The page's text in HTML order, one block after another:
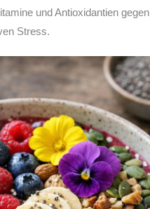
und Antioxidantien gegen
Stress.